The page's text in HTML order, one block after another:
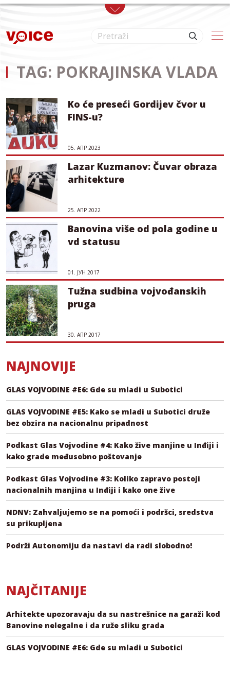
Skip to main content
TAG: POKRAJINSKA VLADA
Ko će preseći Gordijev čvor u
FINS-u?
05. АПР 2023
Lazar Kuzmanov: Čuvar obraza
arhitekture
25. АПР 2022
Banovina više od pola godine u
vd statusu
01. ЈУН 2017
Tužna sudbina vojvođanskih
pruga
30. АПР 2017
NAJNOVIJE
GLAS VOJVODINE #E6: Gde su mladi u Subotici
GLAS VOJVODINE #E5: Kako se mladi u Subotici druže
bez obzira na nacionalnu pripadnost
Podkast Glas Vojvodine #4: Kako žive manjine u Inđiji i
kako grade međusobno poštovanje
Podkast Glas Vojvodine #3: Koliko zapravo postoji
nacionalnih manjina u Inđiji i kako one žive
NDNV: Zahvaljujemo se na pomoći i podršci, sredstva
su prikupljena
Podrži Autonomiju da nastavi da radi slobodno!
NAJČITANIJE
Arhitekte upozoravaju da su nastrešnice na garaži kod
Banovine nelegalne i da ruže sliku grada
GLAS VOJVODINE #E6: Gde su mladi u Subotici